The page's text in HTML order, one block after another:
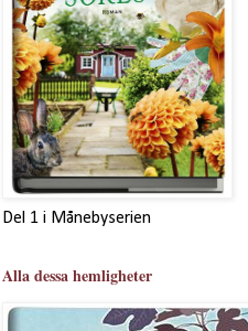
Del 1 i Månebyserien
Alla dessa hemligheter